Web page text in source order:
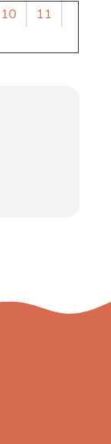
10
11